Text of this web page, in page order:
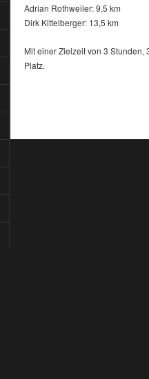
Adrian Rothweiler: 9,5 km
Dirk Kittelberger: 13,5 km
Mit einer Zielzeit von 3
Platz.